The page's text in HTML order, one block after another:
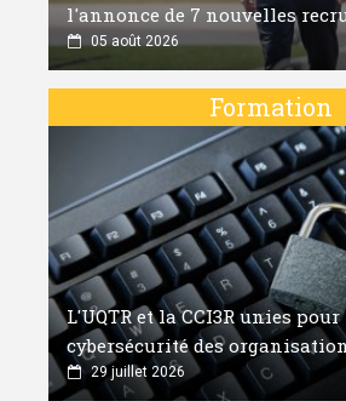
l'annonce de 7 nouvelles
05 août 2026
Formation
L'UQTR et la CCI3R unies
cybersécurité des
29 juillet 2026